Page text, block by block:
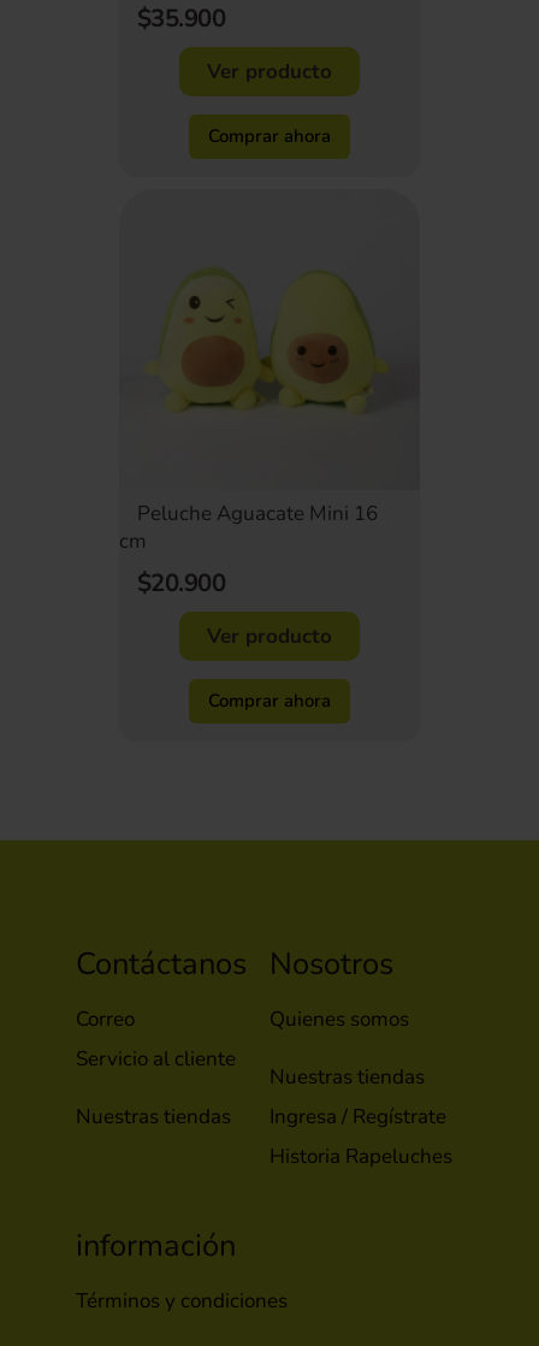
$35.900
Ver producto
Comprar ahora
Peluche Aguacate Mini 16
cm
$20.900
Ver producto
Comprar ahora
Contáctanos
Correo
Servicio al cliente
Nuestras tiendas
Nosotros
Quienes somos
Nuestras tiendas
Ingresa / Regístrate
Historia Rapeluches
información
Términos y condiciones